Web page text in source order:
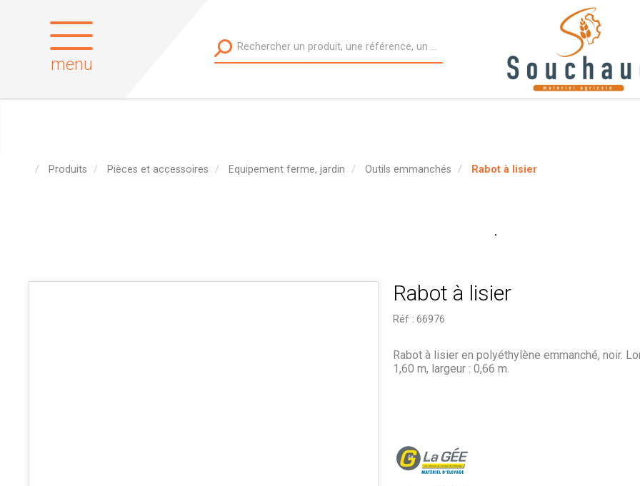
menu
Produits Pièces et accessoires Equipement ferme, jardin Outils emmanchés Rabot à lisier
Rabot à lisier
Réf : 66976
Rabot à lisier en polyéthylène emmanché, noir.
1,60 m, largeur : 0,66 m.